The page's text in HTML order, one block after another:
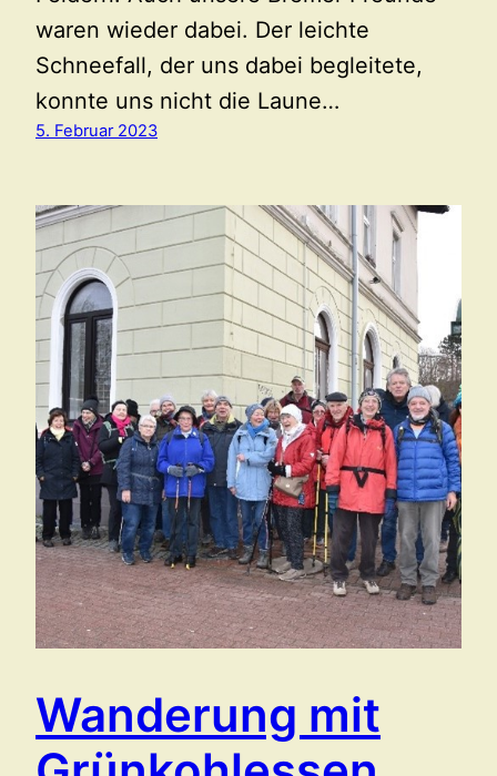
waren wieder dabei. Der leichte
Schneefall, der uns dabei begleitete,
konnte uns nicht die Laune…
5. Februar 2023
Wanderung mit